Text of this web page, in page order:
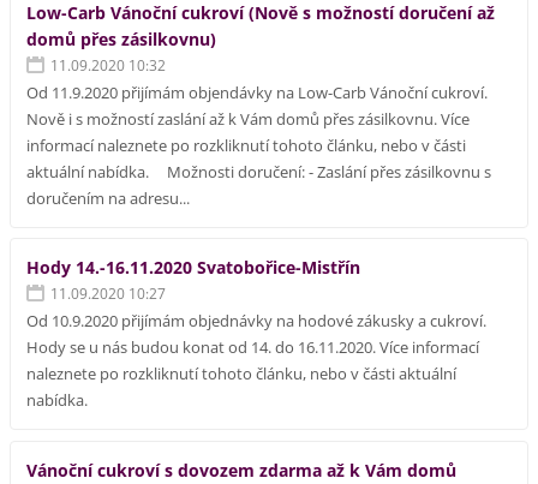
Low-Carb Vánoční cukroví (Nově s možností doručení až
domů přes zásilkovnu)
11.09.2020 10:32
Od 11.9.2020 přijímám objendávky na Low-Carb Vánoční cukroví.
Nově i s možností zaslání až k Vám domů přes zásilkovnu. Více
informací naleznete po rozkliknutí tohoto článku, nebo v části
aktuální nabídka. Možnosti doručení: - Zaslání přes zásilkovnu s
doručením na adresu...
Hody 14.-16.11.2020 Svatobořice-Mistřín
11.09.2020 10:27
Od 10.9.2020 přijímám objednávky na hodové zákusky a cukroví.
Hody se u nás budou konat od 14. do 16.11.2020. Více informací
naleznete po rozkliknutí tohoto článku, nebo v části aktuální
nabídka.
Vánoční cukroví s dovozem zdarma až k Vám domů